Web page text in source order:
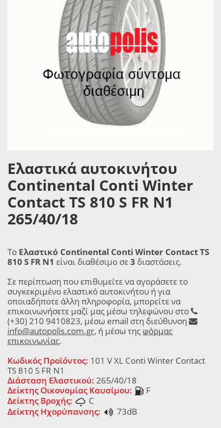
Ελαστικά αυτοκινήτου
Continental Conti Winter
Contact TS 810 S FR N1
265/40/18
Το Ελαστικό Continental Conti Winter Contact TS
810 S FR N1 είναι διαθέσιμο σε3 διαστάσεις.
Σε περίπτωση που επιθυμείτε να αγοράσετε το
συγκεκριμένο ελαστικό αυτοκινήτου ή για
οποιαδήποτε άλλη πληροφορία, μπορείτε να
επικοινωνήσετε μαζί μας μέσω τηλεφώνου στο
(+30) 210 9410823, μέσω email στη διεύθυνση
info@autopolis.com.gr, ή μέσω της φόρμας
επικοινωνίας.
Κωδικός Προϊόντος: 101 V XL Conti Winter Contact
TS 810 S FR N1
Διάσταση Ελαστικού: 265/40/18
Δείκτης Οικονομίας Καυσίμου:
F
Δείκτης Βροχής:
C
Δείκτης Ηχορύπανσης:
73dB